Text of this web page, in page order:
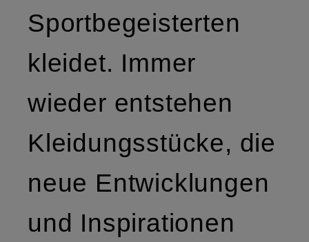
Sportbegeisterten
kleidet. Immer
wieder entstehen
Kleidungsstücke, die
neue Entwicklungen
und Inspirationen